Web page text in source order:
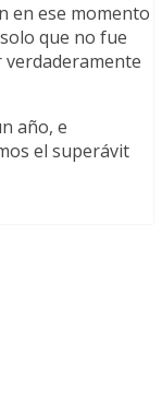
en ese momento
que no fue
año, e
el superávit